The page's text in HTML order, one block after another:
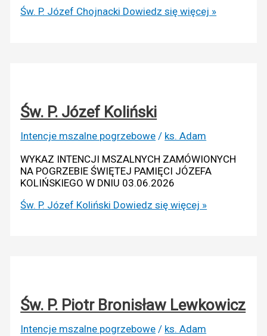
Św. P. Józef Chojnacki Dowiedz się więcej »
Św. P. Józef Koliński
Intencje mszalne pogrzebowe / ks. Adam
WYKAZ INTENCJI MSZALNYCH ZAMÓWIONYCH
NA POGRZEBIE ŚWIĘTEJ PAMIĘCI JÓZEFA
KOLIŃSKIEGO W DNIU 03.06.2026
Św. P. Józef Koliński Dowiedz się więcej »
Św. P. Piotr Bronisław Lewkowicz
Intencje mszalne pogrzebowe / ks. Adam